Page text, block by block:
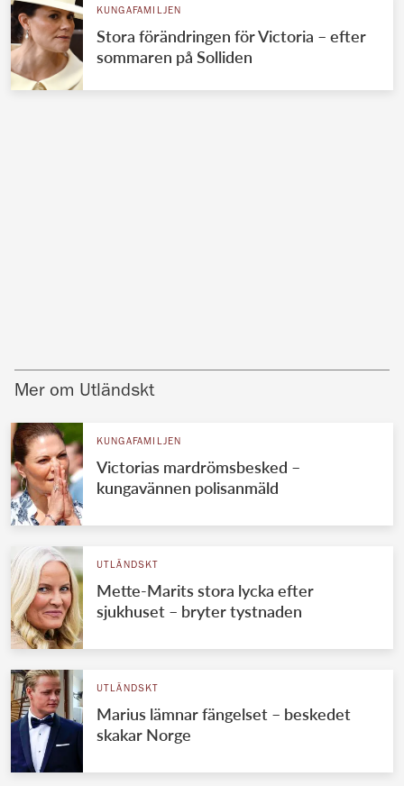
KUNGAFAMILJEN
Stora förändringen för Victoria – efter
sommaren på Solliden
Mer om Utländskt
KUNGAFAMILJEN
Victorias mardrömsbesked –
kungavännen polisanmäld
UTLÄNDSKT
Mette-Marits stora lycka efter
sjukhuset – bryter tystnaden
UTLÄNDSKT
Marius lämnar fängelset – beskedet
skakar Norge